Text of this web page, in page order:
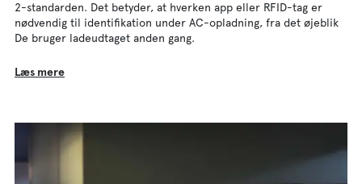
2-standarden. Det betyder, at hverken app eller RFID-tag er
nødvendig til identifikation under AC-opladning, fra det øjeblik
De bruger ladeudtaget anden gang.
Læs mere